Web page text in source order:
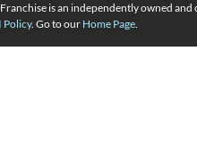
is an independently owned and
Policy. Go to our Home Page.